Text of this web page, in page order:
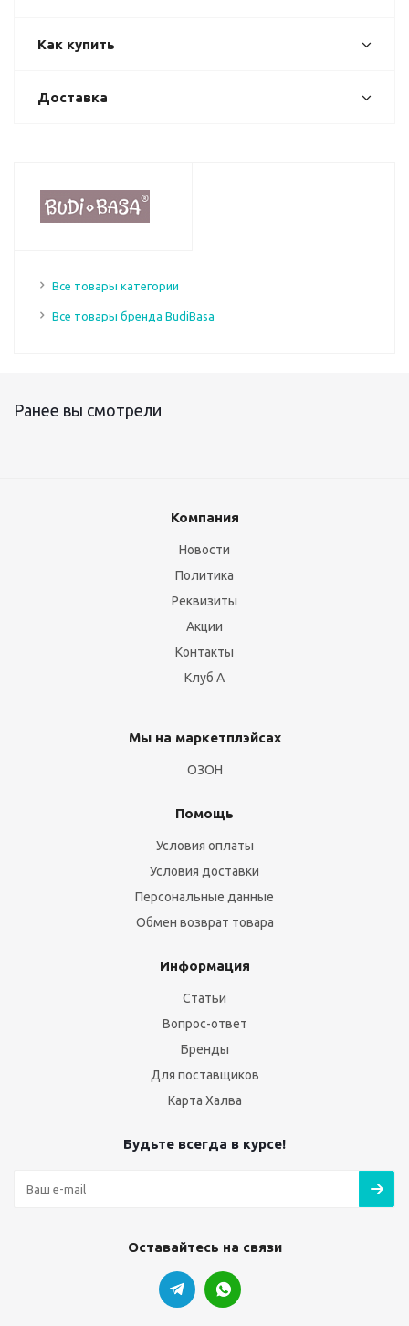
Как купить
Доставка
Все товары категории
Все товары бренда BudiBasa
Ранее вы смотрели
Компания
Новости
Политика
Реквизиты
Акции
Контакты
Клуб А
Мы на маркетплэйсах
ОЗОН
Помощь
Условия оплаты
Условия доставки
Персональные данные
Обмен возврат товара
Информация
Статьи
Вопрос-ответ
Бренды
Для поставщиков
Карта Халва
Будьте всегда в курсе!
Оставайтесь на связи